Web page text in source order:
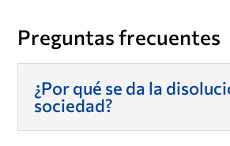
Preguntas frecuentes
¿Por qué se da la
sociedad?